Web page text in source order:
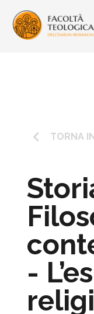
keyboard_arrow_left TORNA
-